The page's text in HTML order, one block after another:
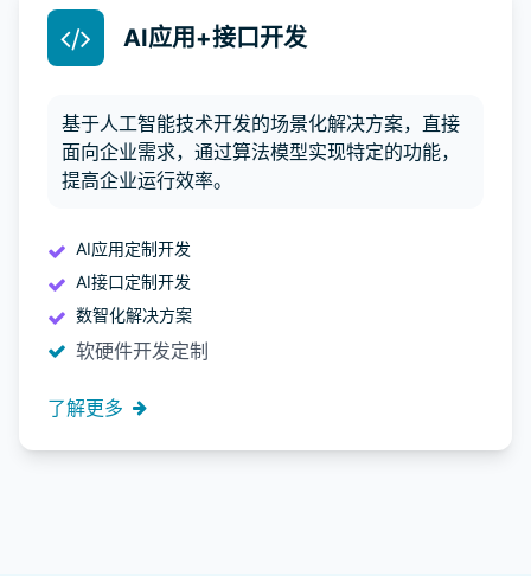
AI应用+接口开发
基于人工智能技术开发的场景化解决方案，直接
面向企业需求，通过算法模型实现特定的功能，
提高企业运行效率。
AI应用定制开发
AI接口定制开发
数智化解决方案
软硬件开发定制
了解更多